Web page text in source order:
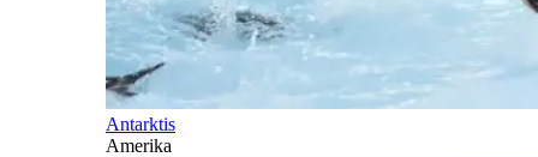
Antarktis
Amerika